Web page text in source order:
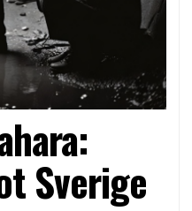
Sverige